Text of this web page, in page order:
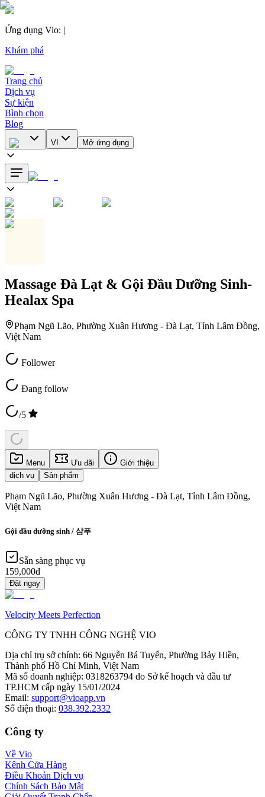
Ứng dụng Vio: |
Khám phá
Trang chủ
Dịch vụ
Sự kiện
Bình chọn
Blog
VI Mở ứng dụng
Massage Đà Lạt & Gội Đầu Dưỡng Sinh-
Healax Spa
Phạm Ngũ Lão, Phường Xuân Hương - Đà Lạt, Tỉnh Lâm Đồng,
Việt Nam
Follower
Đang follow
/5
Menu Ưu đãi
Giới thiệu
dịch vụ
Sản phẩm
Phạm Ngũ Lão, Phường Xuân Hương - Đà Lạt, Tỉnh Lâm Đồng,
Việt Nam
Gội đầu dưỡng sinh / 샴푸
Sẵn sàng phục vụ
159,000đ
Đặt ngay
Velocity Meets Perfection
CÔNG TY TNHH CÔNG NGHỆ VIO
Địa chỉ trụ sở chính: 66 Nguyễn Bá Tuyển, Phường Bảy Hiền,
Thành phố Hồ Chí Minh, Việt Nam
Mã số doanh nghiệp: 0318263794 do Sở kế hoạch và đầu tư
TP.HCM cấp ngày 15/01/2024
Email: support@vioapp.vn
Số điện thoại: 038.392.2332
Công ty
Về Vio
Kênh Cửa Hàng
Điều Khoản Dịch vụ
Chính Sách Bảo Mật